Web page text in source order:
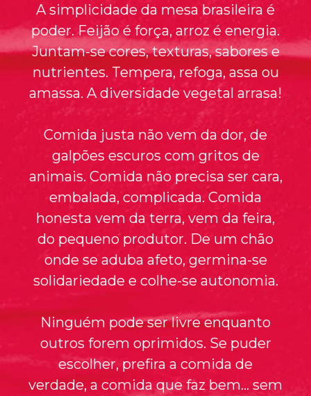
A simplicidade da mesa brasileira é
poder. Feijão é força, arroz é energia.
Juntam-se cores, texturas, sabores e
nutrientes. Tempera, refoga, assa ou
amassa. A diversidade vegetal arrasa!
Comida justa não vem da dor, de
galpões escuros com gritos de
animais. Comida não precisa ser cara,
embalada, complicada. Comida
honesta vem da terra, vem da feira,
do pequeno produtor. De um chão
onde se aduba afeto, germina-se
solidariedade e colhe-se autonomia.
Ninguém pode ser livre enquanto
outros forem oprimidos. Se puder
escolher, prefira a comida de
verdade, a comida que faz bem… sem